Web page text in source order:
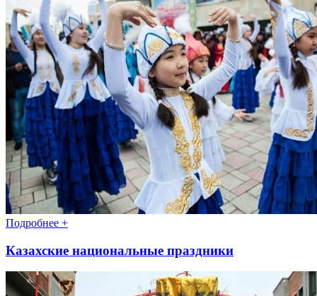
Подробнее +
Казахские национальные праздники